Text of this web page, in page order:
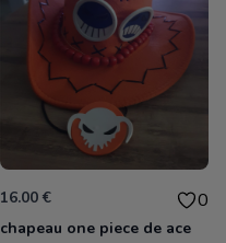
16.00 € 0
chapeau one piece de ace